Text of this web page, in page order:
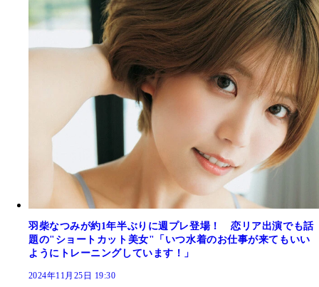
羽柴なつみが約1年半ぶりに週プレ登場！ 恋リア出演でも話
題の"ショートカット美女"「いつ水着のお仕事が来てもいい
ようにトレーニングしています！」
2024年11月25日 19:30